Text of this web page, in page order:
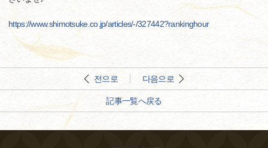
https://www.shimotsuke.co.jp/articles/-/327442?rankinghour
전으로 다음으로
記事一覧へ戻る